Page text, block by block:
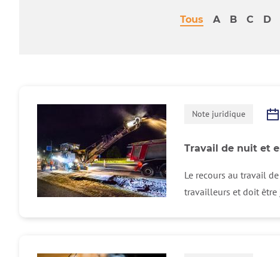
Tous A B C D
Note juridique
Travail de nuit et
Le recours au travail
travailleurs et doit être